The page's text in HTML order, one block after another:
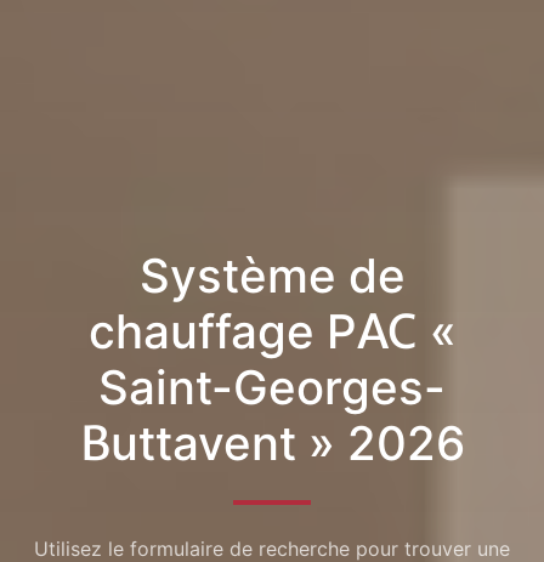
Système de
chauffage PAC «
Saint-Georges-
Buttavent » 2026
Utilisez le formulaire de recherche pour trouver une